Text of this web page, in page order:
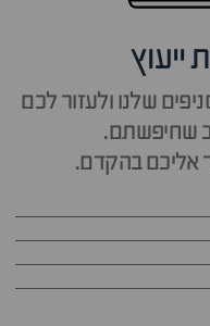
ייעוץ
שלנו ולעזור לכם
שחיפשתם.
אליכם בהקדם.